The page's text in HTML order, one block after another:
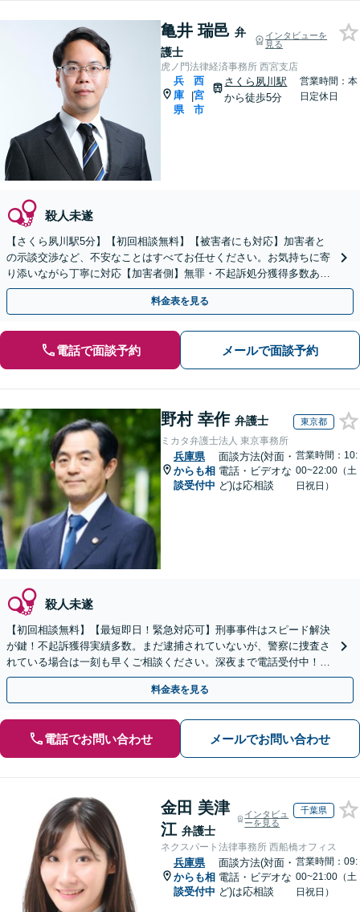
亀井 瑞邑 弁
護士
インタビューを
見る
虎ノ門法律経済事務所 西宮支店
兵
庫
県
|
西
宮
市
さくら夙川駅
から徒歩5分
営業時間：本
日定休日
殺人未遂
【さくら夙川駅5分】【初回相談無料】【被害者にも対応】加害者と
の示談交渉など、不安なことはすべてお任せください。お気持ちに寄
り添いながら丁寧に対応【加害者側】無罪・不起訴処分獲得多数あ
り。早期接見で速やかな解決を目指します。再犯防止にも注力
料金表を見る
電話で面談予約 メールで面談予約
野村 幸作 弁護士 東京都
ミカタ弁護士法人 東京事務所
兵庫県
からも相
談受付中
面談方法(対面・
電話・ビデオな
ど)は応相談
営業時間：10:
00~22:00（土
日祝日）
殺人未遂
【初回相談無料】【最短即日！緊急対応可】刑事事件はスピード解決
が鍵！不起訴獲得実績多数。まだ逮捕されていないが、警察に捜査さ
れている場合は一刻も早くご相談ください。深夜まで電話受付中！痴
漢／盗撮／のぞき／その他性犯罪など
料金表を見る
電話でお問い合わせ メールでお問い合わせ
金田 美津
江 弁護士
インタビュ
ーを見る
千葉県
ネクスパート法律事務所 西船橋オフィス
兵庫県
からも相
談受付中
面談方法(対面・
電話・ビデオな
ど)は応相談
営業時間：09:
00~21:00（土
日祝日）